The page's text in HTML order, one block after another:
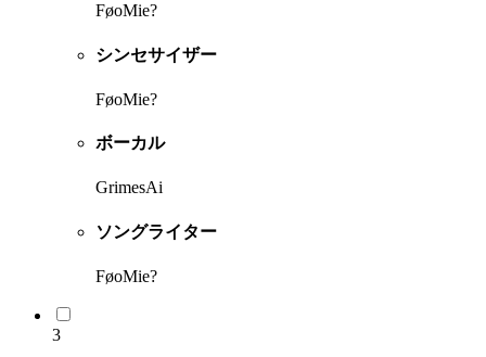
FøoMie?
シンセサイザー
FøoMie?
ボーカル
GrimesAi
ソングライター
FøoMie?
3